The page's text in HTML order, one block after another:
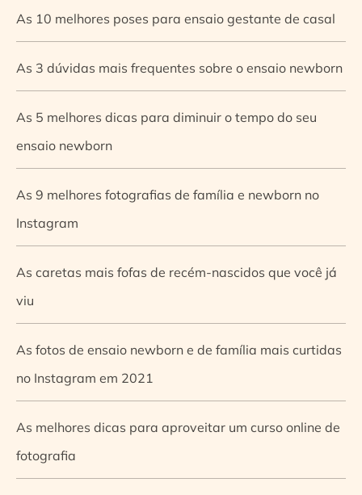
As 10 melhores poses para ensaio gestante de casal
As 3 dúvidas mais frequentes sobre o ensaio newborn
As 5 melhores dicas para diminuir o tempo do seu
ensaio newborn
As 9 melhores fotografias de família e newborn no
Instagram
As caretas mais fofas de recém-nascidos que você já
viu
As fotos de ensaio newborn e de família mais curtidas
no Instagram em 2021
As melhores dicas para aproveitar um curso online de
fotografia